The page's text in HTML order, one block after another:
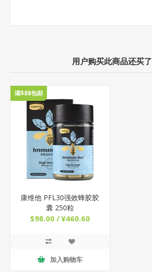
用户购买此商品还买了
满$88包邮
康维他 PFL30强效蜂胶胶
囊 250粒
$98.00 / ¥460.60
加入购物车